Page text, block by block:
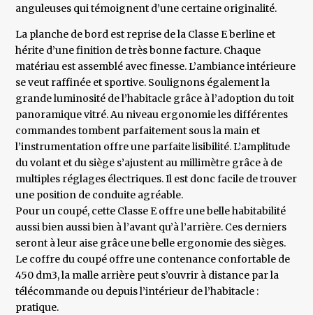
anguleuses qui témoignent d’une certaine originalité.
La planche de bord est reprise de la Classe E berline et
hérite d’une finition de très bonne facture. Chaque
matériau est assemblé avec finesse. L’ambiance intérieure
se veut raffinée et sportive. Soulignons également la
grande luminosité de l’habitacle grâce à l’adoption du toit
panoramique vitré. Au niveau ergonomie les différentes
commandes tombent parfaitement sous la main et
l’instrumentation offre une parfaite lisibilité. L’amplitude
du volant et du siège s’ajustent au millimètre grâce à de
multiples réglages électriques. Il est donc facile de trouver
une position de conduite agréable.
Pour un coupé, cette Classe E offre une belle habitabilité
aussi bien aussi bien à l’avant qu’à l’arrière. Ces derniers
seront à leur aise grâce une belle ergonomie des sièges.
Le coffre du coupé offre une contenance confortable de
450 dm3, la malle arrière peut s’ouvrir à distance par la
télécommande ou depuis l’intérieur de l’habitacle :
pratique.